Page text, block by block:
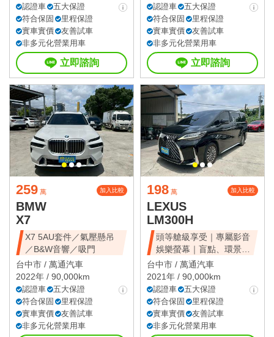
認證車
五大保證
符合保固
里程保證
實車實價
友善試車
非多元化營業用車
立即諮詢
認證車
五大保證
符合保固
里程保證
實車實價
友善試車
非多元化營業用車
立即諮詢
259 萬 加入比較
BMW
X7
X7 5AU套件／氣壓懸吊
／B&W音響／吸門
台中市 / 萬通汽車
2022年 / 90,000km
認證車
五大保證
符合保固
里程保證
實車實價
友善試車
非多元化營業用車
198 萬 加入比較
LEXUS
LM300H
頭等艙級享受｜專屬影音
娛樂螢幕｜盲點、環景、
雙電滑門、雙天窗
台中市 / 萬通汽車
2021年 / 90,000km
認證車
五大保證
符合保固
里程保證
實車實價
友善試車
非多元化營業用車